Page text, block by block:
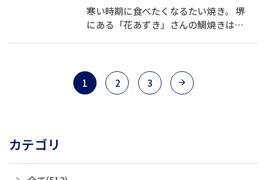
寒い時期に食べたくなるたい焼き。 堺
にある「花あずき」さんの鯛焼きは、
です。
1 2 3
カテゴリ